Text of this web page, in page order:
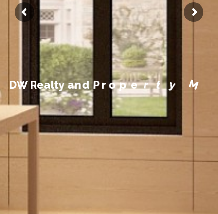
DW Realtyand Pro pertyManag me